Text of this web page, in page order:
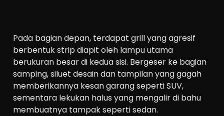
Pada bagian depan, terdapat grill yang agresif
berbentuk strip diapit oleh lampu utama
berukuran besar di kedua sisi. Bergeser ke bagian
samping, siluet desain dan tampilan yang gagah
memberikannya kesan garang seperti SUV,
sementara lekukan halus yang mengalir di bahu
membuatnya tampak seperti sedan.